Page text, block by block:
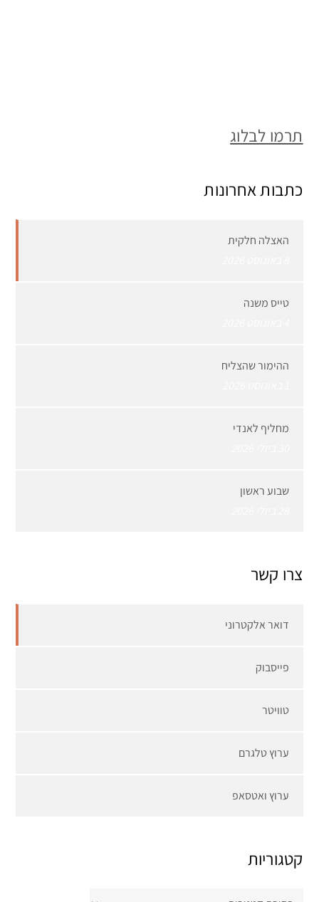
תרמו לבלוג
כתבות אחרונות
האצלה חלקית
טייס משנה
ההימור שהצליח
מחליף לאנדי
שבוע ראשון
צרו קשר
דואר אלקטרוני
פייסבוק
טוויטר
ערוץ טלגרם
ערוץ ואטסאפ
קטגוריות